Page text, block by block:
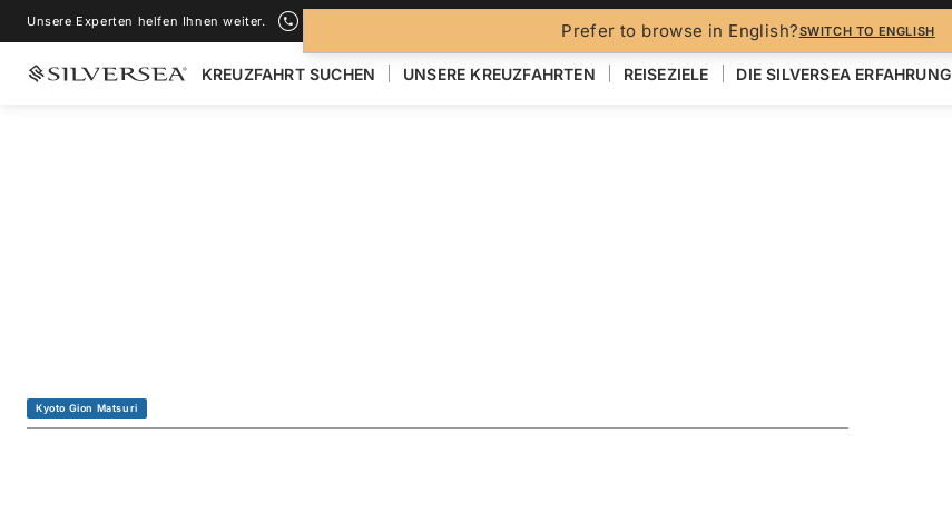
Prefer to browse in English?SWITCH TO ENGLISH
Unsere Experten helfen Ihnen weiter.
KREUZFAHRT SUCHEN UNSERE KREUZFAHRTEN REISEZIELE DIE SILVERSEA ERFAHRUNG
Kyoto Gion Matsuri